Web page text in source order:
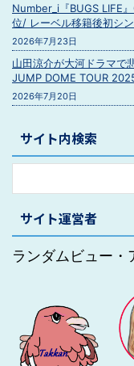
Number_i『BUGS LIFE
位/ レーベル移籍後初シ
2026年7月23日
山田涼介が大河ドラマで
JUMP DOME TOUR
2026年7月20日
サイト内検索
サイト運営者
ランダムビュー